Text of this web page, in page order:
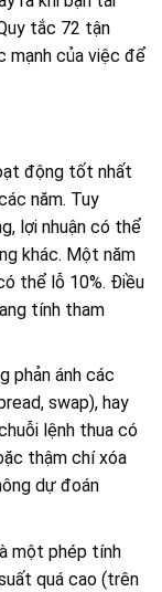
tắc 72 tận
mạnh của việc để
động tốt nhất
năm. Tuy
lợi nhuận có thể
khác. Một năm
thể lỗ 10%. Điều
tính tham
phản ánh các
swap), hay
lệnh thua có
thậm chí xóa
dự đoán
một phép tính
quá cao (trên